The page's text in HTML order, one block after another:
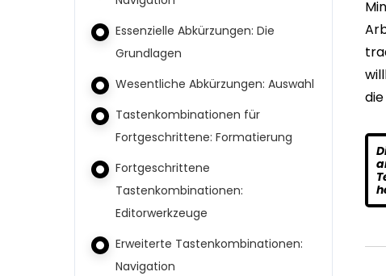
Essenzielle Abkürzungen: Die
Grundlagen
Wesentliche Abkürzungen: Auswahl
Tastenkombinationen für
Fortgeschrittene: Formatierung
Fortgeschrittene
Tastenkombinationen:
Editorwerkzeuge
Erweiterte Tastenkombinationen:
Navigation